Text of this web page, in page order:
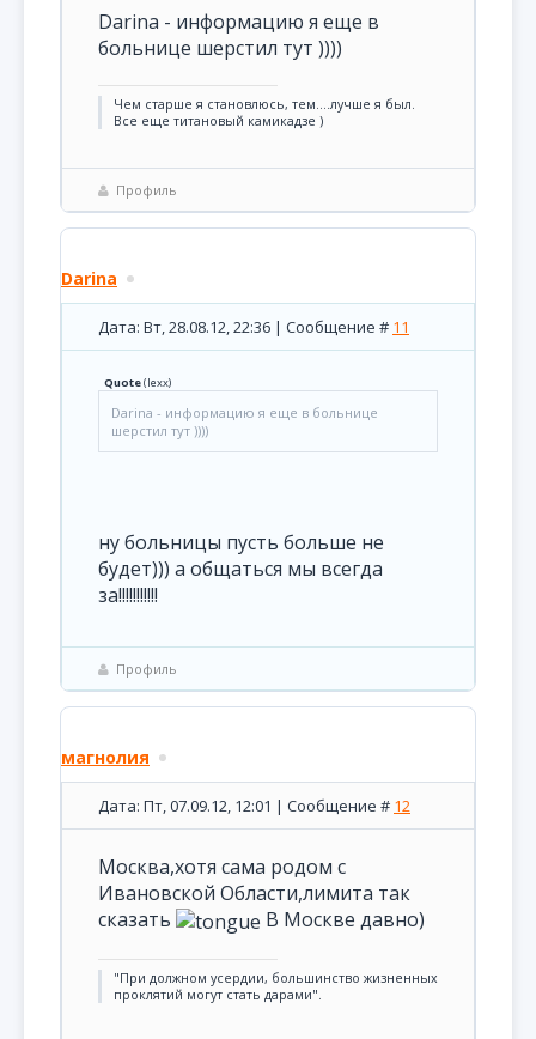
Darina - информацию я еще в
больнице шерстил тут ))))
Чем старше я становлюсь, тем....лучше я был.
Все еще титановый камикадзе )
Профиль
Darina
Дата: Вт, 28.08.12, 22:36 | Сообщение # 11
Quote(lexx)
Darina - информацию я еще в больнице
шерстил тут ))))
ну больницы пусть больше не
будет))) а общаться мы всегда
за!!!!!!!!!!!
Профиль
магнолия
Дата: Пт, 07.09.12, 12:01 | Сообщение # 12
Москва,хотя сама родом с
Ивановской Области,лимита так
сказать
В Москве давно)
"При должном усердии, большинство жизненных
проклятий могут стать дарами".